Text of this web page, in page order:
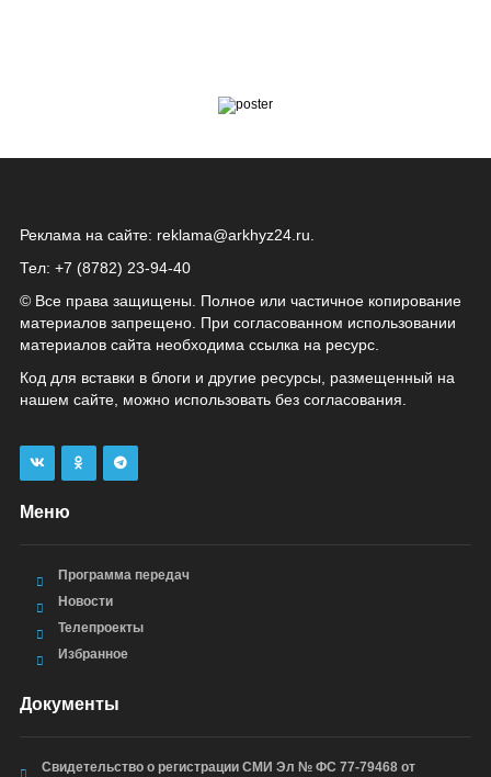
Реклама на сайте: reklama@arkhyz24.ru
Тел: +7 (8782) 23‑94‑40
© Все права защищены. Полное или частичное копирование
материалов запрещено. При согласованном использовании
материалов сайта необходима ссылка на ресурс.
Код для вставки в блоги и другие ресурсы, размещенный на
нашем сайте, можно использовать без согласования.
Меню
Программа передач
Новости
Телепроекты
Избранное
Документы
Свидетельство о регистрации СМИ Эл № ФС 77-79468 от